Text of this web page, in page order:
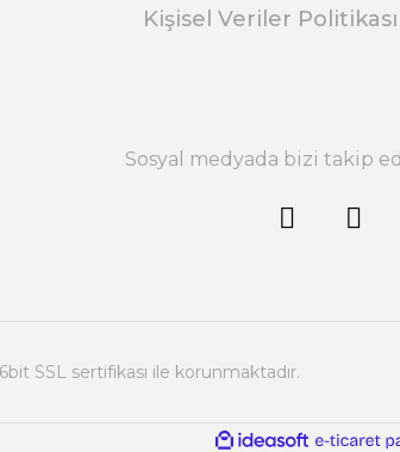
Kişisel Veriler Politikası
Sosyal medyada bizi takip
SSL sertifikası ile korunmaktadır.
ideasoft